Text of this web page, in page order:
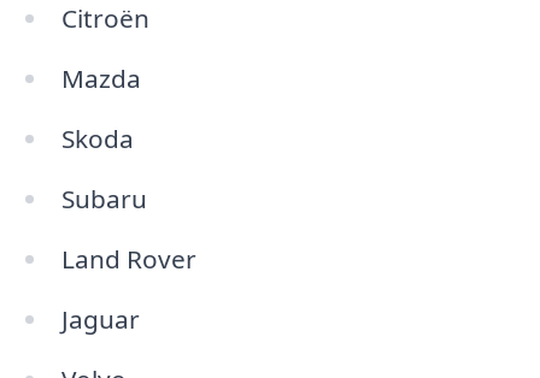
Citroën
Mazda
Skoda
Subaru
Land Rover
Jaguar